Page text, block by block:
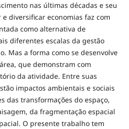
nas últimas décadas e seu
diversificar economias faz com
como alternativa de
diferentes escalas da gestão
Mas a forma como se desenvolve
que demonstram com
da atividade. Entre suas
impactos ambientais e sociais
das transformações do espaço,
da fragmentação espacial
O presente trabalho tem